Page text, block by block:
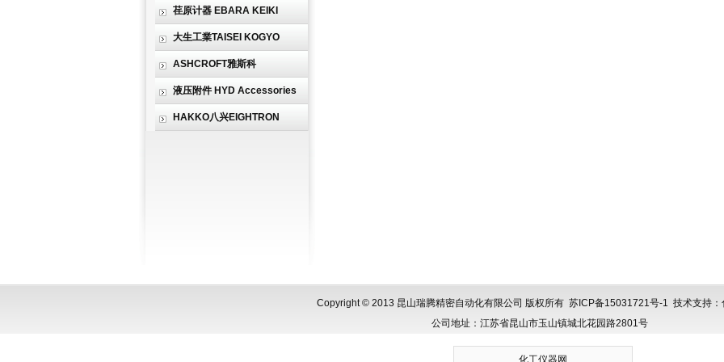
荏原计器 EBARA KEIKI
大生工業TAISEI KOGYO
ASHCROFT雅斯科
液压附件 HYD Accessories
HAKKO八兴EIGHTRON
Copyright © 2013 昆山瑞腾精密自动化有限公司 版权所有 苏ICP备15031721号-1 技术支持：
公司地址：江苏省昆山市玉山镇城北花园路2801号
化工仪器网